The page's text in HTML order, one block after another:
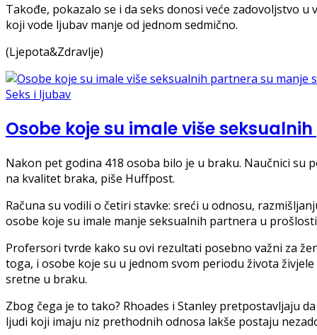
Takođe, pokazalo se i da seks donosi veće zadovoljstvo
koji vode ljubav manje od jednom sedmično.
(Ljepota&Zdravlje)
Seks i ljubav
Osobe koje su imale više
Nakon pet godina 418 osoba bilo je u braku. Naučnici
na kvalitet braka, piše Huffpost.
Računa su vodili o četiri stavke: sreći u odnosu,
osobe koje su imale manje seksualnih partnera u
Profersori tvrde kako su ovi rezultati posebno važni za
toga, i osobe koje su u jednom svom periodu života
sretne u braku.
Zbog čega je to tako? Rhoades i Stanley pretpostavljaju
ljudi koji imaju niz prethodnih odnosa lakše postaju